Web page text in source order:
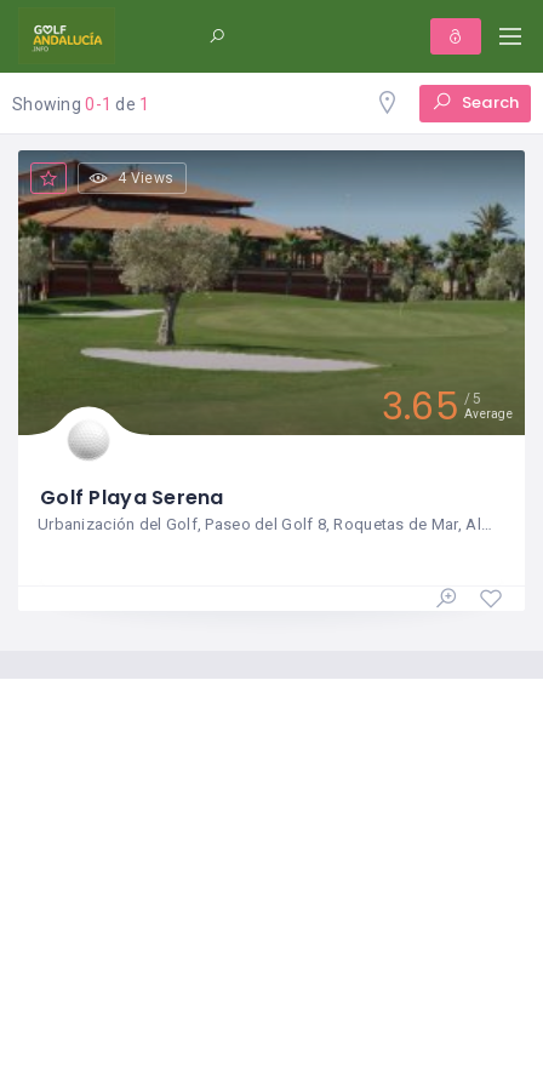
Showing0-1 de 1 Search
4 Views
3.65 5
Average
Golf Playa Serena
Urbanización del Golf, Paseo del Golf 8, Roquetas de Mar, Almería, ES, 04740